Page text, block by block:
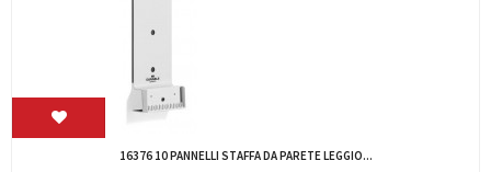
16376 10 PANNELLI STAFFA DA PARETE LEGGIO...